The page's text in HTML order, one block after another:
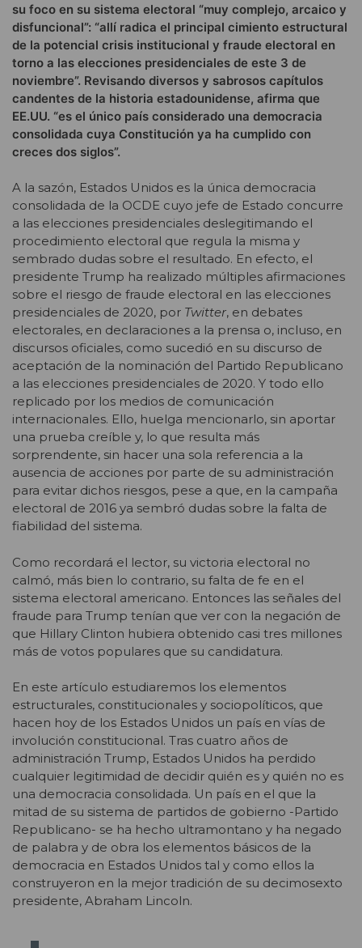
su foco en su sistema electoral “muy complejo, arcaico y
disfuncional”: “allí radica el principal cimiento estructural
de la potencial crisis institucional y fraude electoral en
torno a las elecciones presidenciales de este 3 de
noviembre”. Revisando diversos y sabrosos capítulos
candentes de la historia estadounidense, afirma que
EE.UU. “es el único país considerado una democracia
consolidada cuya Constitución ya ha cumplido con
creces dos siglos”.
A la sazón, Estados Unidos es la única democracia
consolidada de la OCDE cuyo jefe de Estado concurre
a las elecciones presidenciales deslegitimando el
procedimiento electoral que regula la misma y
sembrado dudas sobre el resultado. En efecto, el
presidente Trump ha realizado múltiples afirmaciones
sobre el riesgo de fraude electoral en las elecciones
presidenciales de 2020, por Twitter, en debates
electorales, en declaraciones a la prensa o, incluso, en
discursos oficiales, como sucedió en su discurso de
aceptación de la nominación del Partido Republicano
a las elecciones presidenciales de 2020. Y todo ello
replicado por los medios de comunicación
internacionales. Ello, huelga mencionarlo, sin aportar
una prueba creíble y, lo que resulta más
sorprendente, sin hacer una sola referencia a la
ausencia de acciones por parte de su administración
para evitar dichos riesgos, pese a que, en la campaña
electoral de 2016 ya sembró dudas sobre la falta de
fiabilidad del sistema.
Como recordará el lector, su victoria electoral no
calmó, más bien lo contrario, su falta de fe en el
sistema electoral americano. Entonces las señales del
fraude para Trump tenían que ver con la negación de
que Hillary Clinton hubiera obtenido casi tres millones
más de votos populares que su candidatura.
En este artículo estudiaremos los elementos
estructurales, constitucionales y sociopolíticos, que
hacen hoy de los Estados Unidos un país en vías de
involución constitucional. Tras cuatro años de
administración Trump, Estados Unidos ha perdido
cualquier legitimidad de decidir quién es y quién no es
una democracia consolidada. Un país en el que la
mitad de su sistema de partidos de gobierno -Partido
Republicano- se ha hecho ultramontano y ha negado
de palabra y de obra los elementos básicos de la
democracia en Estados Unidos tal y como ellos la
construyeron en la mejor tradición de su decimosexto
presidente, Abraham Lincoln.